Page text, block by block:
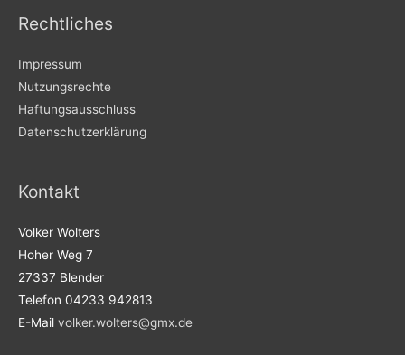
Rechtliches
Impressum
Nutzungsrechte
Haftungsausschluss
Datenschutzerklärung
Kontakt
Volker Wolters
Hoher Weg 7
27337 Blender
Telefon 04233 942813
E-Mail volker.wolters@gmx.de